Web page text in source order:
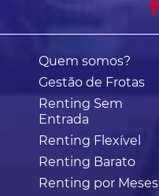
Quem somos?
Gestão de Frotas
Renting Sem
Entrada
Renting Flexível
Renting Barato
Renting por Meses